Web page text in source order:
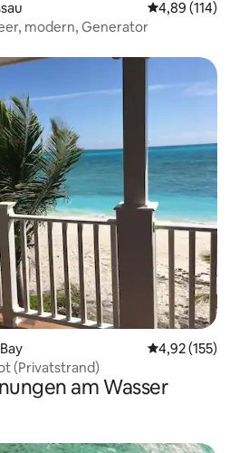
4,89 (114)
modern, Generator
4,92 (155)
(Privatstrand)
am Wasser